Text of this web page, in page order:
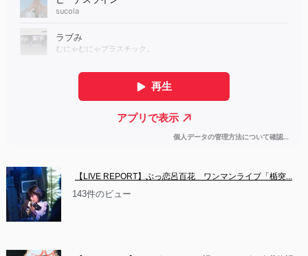
【LIVE REPORT】ぶっ恋呂百花　ワンマンライブ「楯突...
143件のビュー